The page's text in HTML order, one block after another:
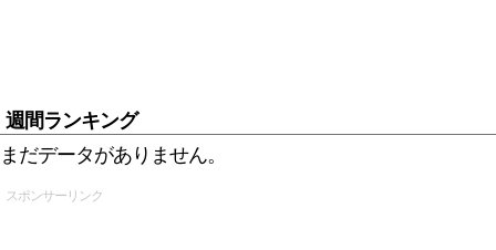
週間ランキング
まだデータがありません。
スポンサーリンク